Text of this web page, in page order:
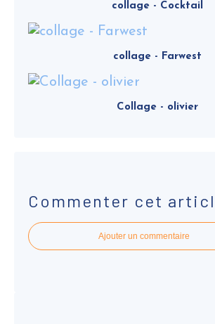
collage - Cocktail
collage - Farwest
Collage - olivier
Commenter cet
Ajouter un commentaire